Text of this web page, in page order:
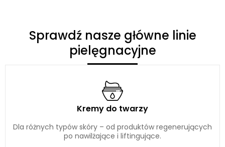
Sprawdź nasze główne linie
pielęgnacyjne
Kremy do twarzy
Dla różnych typów skóry – od produktów regenerujących
po nawilżające i liftingujące.